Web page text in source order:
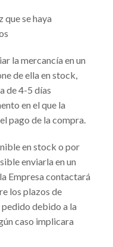
que se haya
la mercancía en un
de ella en stock,
de 4-5 días
en el que la
pago de la compra.
en stock o por
enviarla en un
Empresa contactará
los plazos de
debido a la
caso implicara